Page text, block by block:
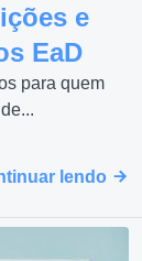
e
EaD
para quem
lendo